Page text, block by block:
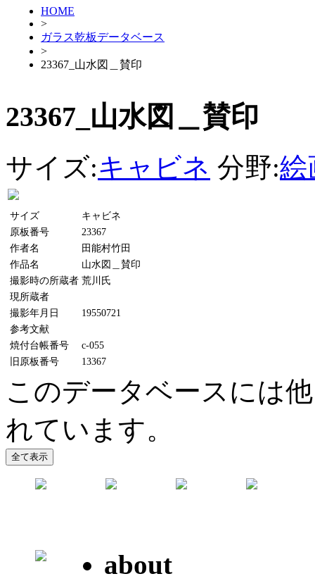
HOME
>
ガラス乾板データベース
>
23367_山水図＿賛印
23367_山水図＿賛印
サイズ:キャビネ 分野:絵
サイズ
キャビネ
原板番号
23367
作者名
田能村竹田
作品名
山水図＿賛印
撮影時の所蔵者 荒川氏
現所蔵者
撮影年月日
19550721
参考文献
焼付台帳番号
c-055
旧原板番号
13367
このデータベースには
れています。
about